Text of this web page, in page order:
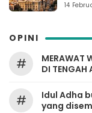
14
OPINI
#
MERAWAT
DI TENGAH
#
Idul Adha
yang